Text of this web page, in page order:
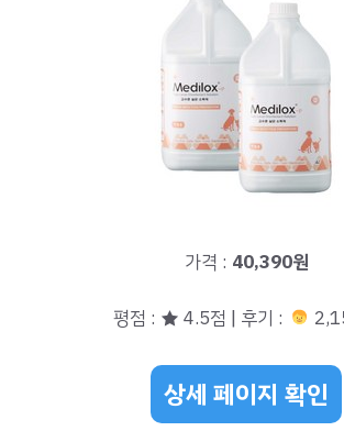
가격 : 40,390원
평점 : ★ 4.5점 | 후기 :
상세 페이지 확인